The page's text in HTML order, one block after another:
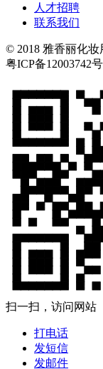
人才招聘
联系我们
© 2018 雅香丽化
粤ICP备12003742
扫一扫，访问网站
打电话
发短信
发邮件